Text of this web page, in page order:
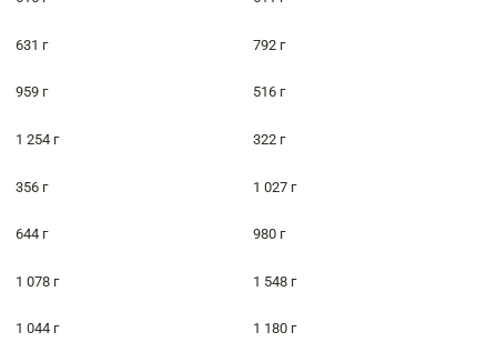
631 г 792 г
959 г 516 г
1 254 г 322 г
356 г 1 027 г
644 г 980 г
1 078 г 1 548 г
1 044 г 1 180 г